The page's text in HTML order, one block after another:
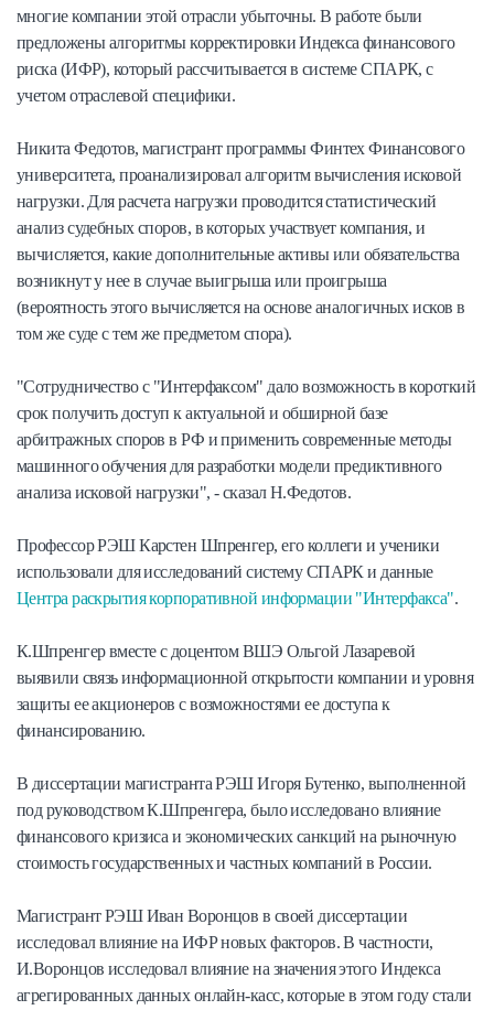
многие компании этой отрасли убыточны. В работе были
предложены алгоритмы корректировки Индекса финансового
риска (ИФР), который рассчитывается в системе СПАРК, с
учетом отраслевой специфики.
Никита Федотов, магистрант программы Финтех Финансового
университета, проанализировал алгоритм вычисления исковой
нагрузки. Для расчета нагрузки проводится статистический
анализ судебных споров, в которых участвует компания, и
вычисляется, какие дополнительные активы или обязательства
возникнут у нее в случае выигрыша или проигрыша
(вероятность этого вычисляется на основе аналогичных исков в
том же суде с тем же предметом спора).
"Сотрудничество с "Интерфаксом" дало возможность в короткий
срок получить доступ к актуальной и обширной базе
арбитражных споров в РФ и применить современные методы
машинного обучения для разработки модели предиктивного
анализа исковой нагрузки", - сказал Н.Федотов.
Профессор РЭШ Карстен Шпренгер, его коллеги и ученики
использовали для исследований систему СПАРК и данные
Центра раскрытия корпоративной информации "Интерфакса".
К.Шпренгер вместе с доцентом ВШЭ Ольгой Лазаревой
выявили связь информационной открытости компании и уровня
защиты ее акционеров с возможностями ее доступа к
финансированию.
В диссертации магистранта РЭШ Игоря Бутенко, выполненной
под руководством К.Шпренгера, было исследовано влияние
финансового кризиса и экономических санкций на рыночную
стоимость государственных и частных компаний в России.
Магистрант РЭШ Иван Воронцов в своей диссертации
исследовал влияние на ИФР новых факторов. В частности,
И.Воронцов исследовал влияние на значения этого Индекса
агрегированных данных онлайн-касс, которые в этом году стали